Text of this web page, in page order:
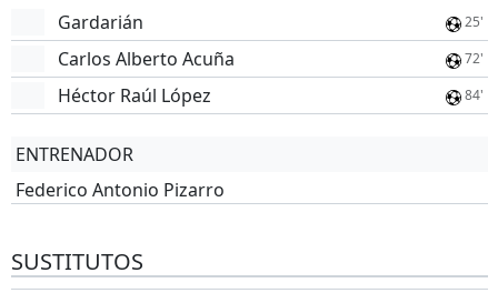
Gardarián 25'
Carlos Alberto Acuña 72'
Héctor Raúl López 84'
ENTRENADOR
Federico Antonio Pizarro
SUSTITUTOS